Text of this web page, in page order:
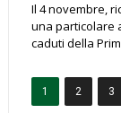
Il 4 novembre,
una particolare
caduti della
1 2 3